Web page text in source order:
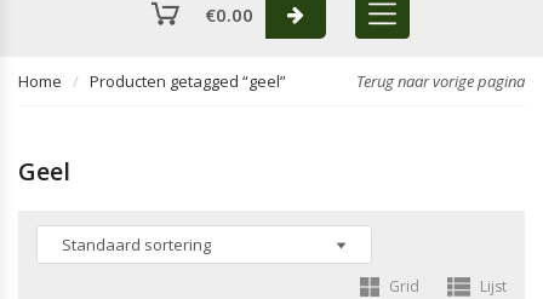
€0.00
Home Producten getagged “geel” Terug naar vorige pagina
Geel
Grid Lijst